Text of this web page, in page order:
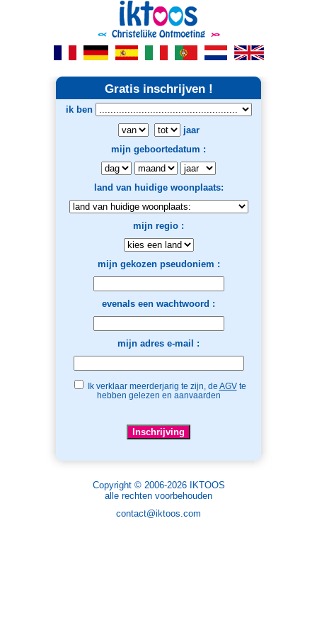
Gratis inschrijven !
ik ben
jaar
mijn geboortedatum :
land van huidige woonplaats:
mijn regio :
mijn gekozen pseudoniem :
evenals een wachtwoord :
mijn adres e-mail :
Ik verklaar meerderjarig te zijn, de AGVte
hebben gelezen en aanvaarden
Copyright © 2006-2026 IKTOOS
alle rechten voorbehouden
contact@iktoos.com